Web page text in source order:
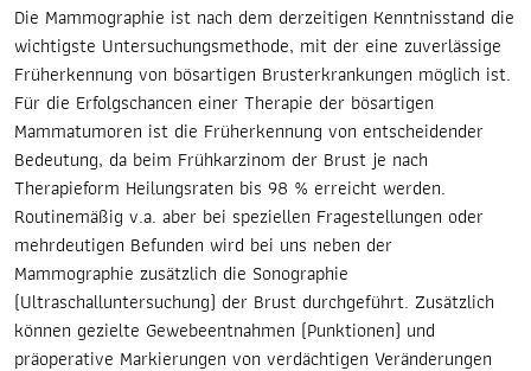
können
Touch-
und
Streichgesten
verwenden.
Die Mammographie ist nach dem derzeitigen Kenntnisstand die
wichtigste Untersuchungsmethode, mit der eine zuverlässige
Früherkennung von bösartigen Brusterkrankungen möglich ist.
Für die Erfolgschancen einer Therapie der bösartigen
Mammatumoren ist die Früherkennung von entscheidender
Bedeutung, da beim Frühkarzinom der Brust je nach
Therapieform Heilungsraten bis 98 % erreicht werden.
Routinemäßig v.a. aber bei speziellen Fragestellungen oder
mehrdeutigen Befunden wird bei uns neben der
Mammographie zusätzlich die Sonographie
(Ultraschalluntersuchung) der Brust durchgeführt. Zusätzlich
können gezielte Gewebeentnahmen (Punktionen) und
präoperative Markierungen von verdächtigen Veränderungen